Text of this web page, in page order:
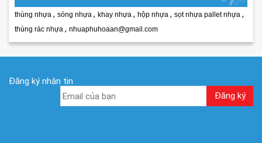
thùng nhựa , sóng nhựa , khay nhựa , hộp nhựa , sọt nhựa pallet nhựa ,
thùng rác nhựa , nhuaphuhoaan@gmail.com
Đăng ký nhận tin